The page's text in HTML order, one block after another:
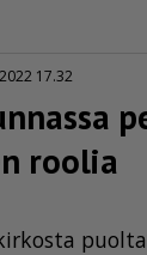
17.32
roolia